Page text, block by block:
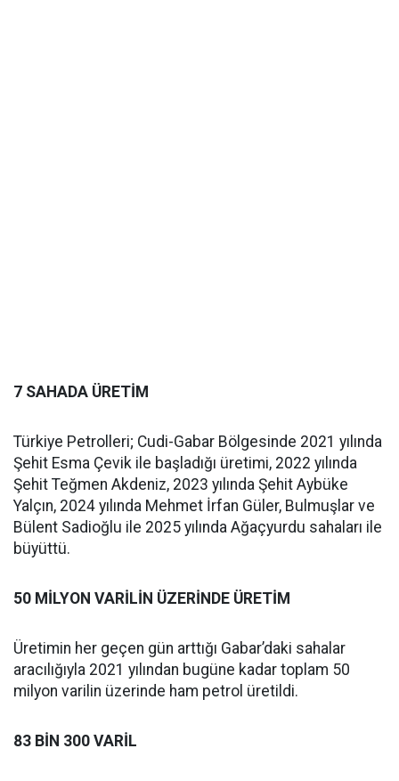
7 SAHADA ÜRETİM
Türkiye Petrolleri; Cudi-Gabar Bölgesinde 2021 yılında
Şehit Esma Çevik ile başladığı üretimi, 2022 yılında
Şehit Teğmen Akdeniz, 2023 yılında Şehit Aybüke
Yalçın, 2024 yılında Mehmet İrfan Güler, Bulmuşlar ve
Bülent Sadioğlu ile 2025 yılında Ağaçyurdu sahaları ile
büyüttü.
50 MİLYON VARİLİN ÜZERİNDE ÜRETİM
Üretimin her geçen gün arttığı Gabar’daki sahalar
aracılığıyla 2021 yılından bugüne kadar toplam 50
milyon varilin üzerinde ham petrol üretildi.
83 BİN 300 VARİL